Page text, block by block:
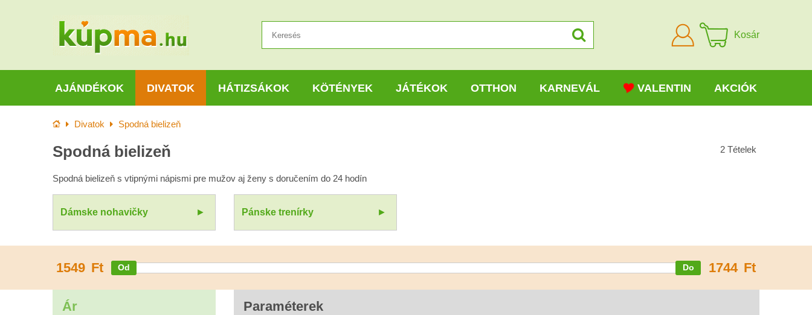
Bejelentkezni
Kosár
AJÁNDÉKOK DIVATOK HÁTIZSÁKOK KÖTÉNYEK JÁTÉKOK OTTHON KARNEVÁL VALENTIN AKCIÓK
KezdőlapDivatok Spodná bielizeň
Spodná bielizeň 2 Tételek
Spodná bielizeň s vtipnými nápismi pre mužov aj ženy s doručením do 24 hodín
Dámske nohavičky Pánske trenírky
1549 Ft 1744 Ft
Ár Paraméterek